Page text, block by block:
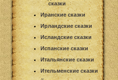
сказки
Иранские сказки
Ирландские сказки
Исландские сказки
Испанские сказки
Итальянские сказки
Ительменские сказки